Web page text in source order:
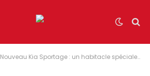
Nouveau Kia Sportage : un habitacle spécialement conçu pour les clients européens